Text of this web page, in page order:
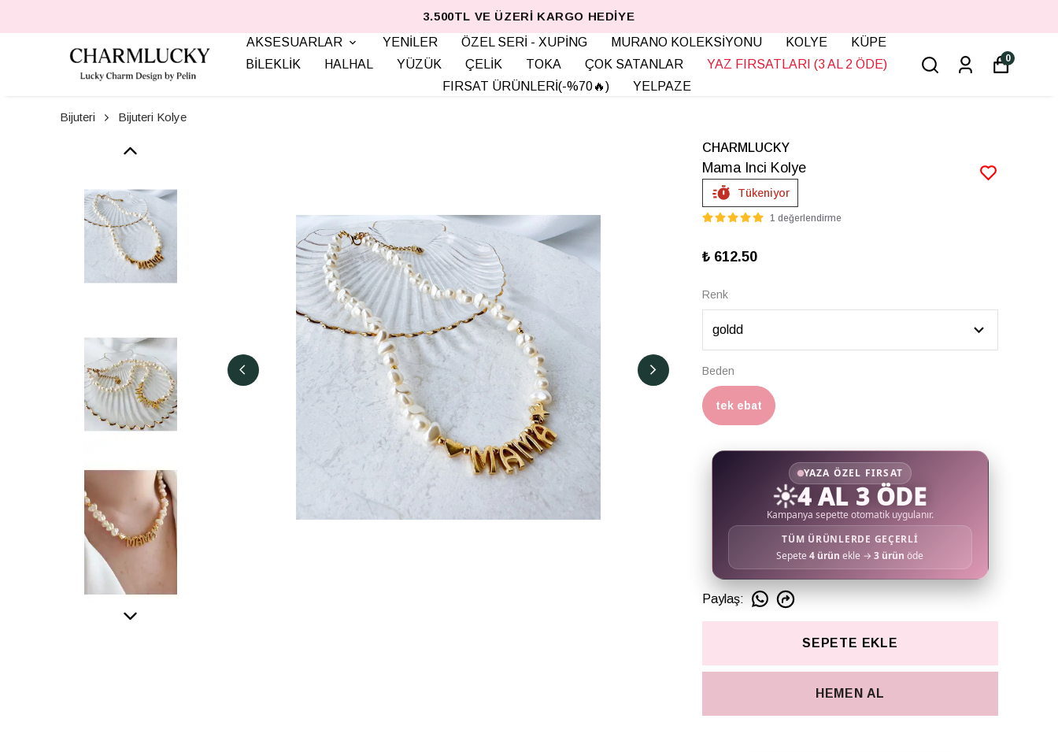
3.500TL VE ÜZERI KARGO HEDIYE
AKSESUARLAR
YENİLER ÖZEL SERİ - XUPİNG MURANO KOLEKSİYONU KOLYE
KÜPE
BİLEKLİK
HALHAL YÜZÜK ÇELİK TOKA ÇOK SATANLAR
YAZ FIRSATLARI (3 AL 2 ÖDE)
FIRSAT ÜRÜNLERİ(-%70🔥)
YELPAZE
0
Bijuteri Bijuteri Kolye
CHARMLUCKY
Mama Inci Kolye
Tükeniyor
1 değerlendirme
₺ 612.50
Renk
Beden
tek ebat
YAZA ÖZEL FIRSAT
☀️4 AL 3 ÖDE
Kampanya sepette otomatik uygulanır.
TÜM ÜRÜNLERDE GEÇERLİ
Sepete4 ürün ekle →3 ürün öde
Paylaş:
SEPETE EKLE
HEMEN AL